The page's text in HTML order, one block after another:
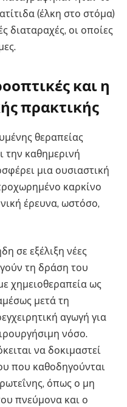
(έλκη στο στόμα)
διαταραχές, οι οποίες
και η
πρακτικής
θεραπείας
την καθημερινή
μια ουσιαστική
καρκίνο
έρευνα, ωστόσο,
σε εξέλιξη νέες
τη δράση του
χημειοθεραπεία ως
μετά τη
αγωγή για
νόσο.
να δοκιμαστεί
που καθοδηγούνται
όπως ο μη
πνεύμονα και ο